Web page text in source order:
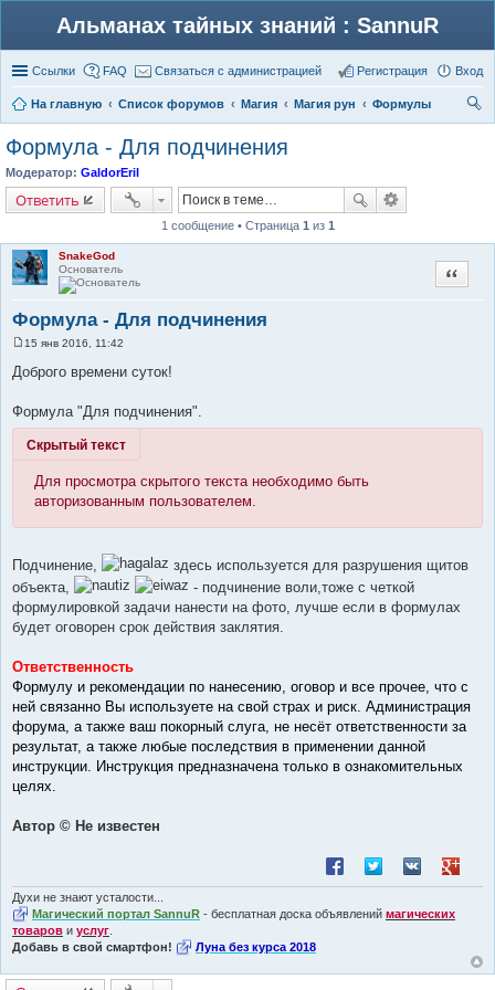
Альманах тайных знаний : SannuR
Ссылки FAQ Связаться с администрацией Вход
Регистрация
На главную Список форумов Магия Магия рун
Формулы
Формула - Для подчинения
Модератор: GaldorEril
Ответить
1 сообщение • Страница 1 из 1
SnakeGod
Основатель
Формула - Для подчинения
Цитата
о
е
и
15 янв 2016, 11:42
Доброго времени суток!
Формула "Для подчинения".
Скрытый текст
Для просмотра скрытого текста необходимо быть
авторизованным пользователем.
Подчинение,
здесь используется для разрушения щитов
объекта,
- подчинение воли,тоже с четкой
формулировкой задачи нанести на фото, лучше если в формулах
будет оговорен срок действия заклятия.
Ответственность
Формулу и рекомендации по нанесению, оговор и все прочее, что с
ней связанно Вы используете на свой страх и риск. Администрация
форума, а также ваш покорный слуга, не несёт ответственности за
результат, а также любые последствия в применении данной
инструкции. Инструкция предназначена только в ознакомительных
целях.
Автор © Не известен
Поделиться в Facebook
Поделиться в
Поделиться
Духи не знают усталости...
Магический портал SannuR - бесплатная доска объявлений магических
товаров и услуг
Добавь в свой смартфон!
Луна без курса 2018